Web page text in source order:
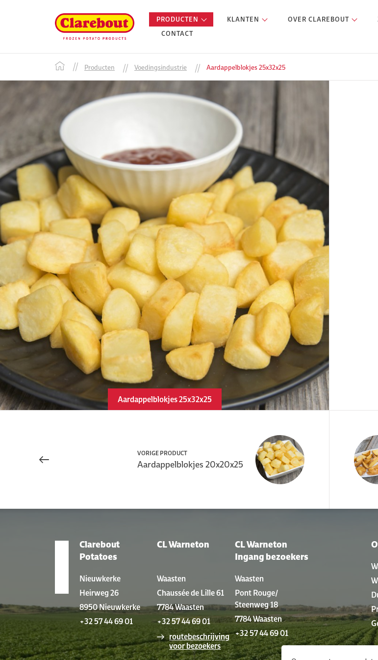
PRODUCTEN KLANTEN OVER CLAREBOUT
CONTACT
Producten Voedingsindustrie Aardappelblokjes 25x32x25
Aardappelblokjes 25x32x25
VORIGE PRODUCT
Aardappelblokjes 20x20x25
Clarebout
Potatoes
Nieuwkerke
Heirweg 26
8950 Nieuwkerke
+32 57 44 69 01
CL Warneton
Waasten
Chaussée de Lille 61
7784 Waasten
+32 57 44 69 01
routebeschrijving
voor bezoekers
CL Warneton
Ingang bezoekers
Waasten
Pont Rouge/
Steenweg 18
7784 Waasten
+32 57 44 69 01